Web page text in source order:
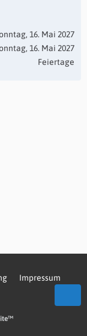
16. Mai 2027
16. Mai 2027
Feiertage
Impressum